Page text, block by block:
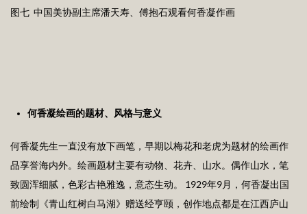
图七 中国美协副主席潘天寿、傅抱石观看何香凝作画
何香凝绘画的题材、风格与意义
何香凝先生一直没有放下画笔，早期以梅花和老虎为题材的绘画作
品享誉海内外。绘画题材主要有动物、花卉、山水。偶作山水，笔
致圆浑细腻，色彩古艳雅逸，意态生动。 1929年9月，何香凝出国
前绘制《青山红树白马湖》赠送经亨颐，创作地点都是在江西庐山